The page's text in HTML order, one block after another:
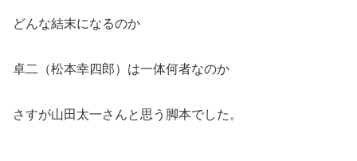
どんな結末になるのか
卓二（松本幸四郎）は一体何者なのか
さすが山田太一さんと思う脚本でした。